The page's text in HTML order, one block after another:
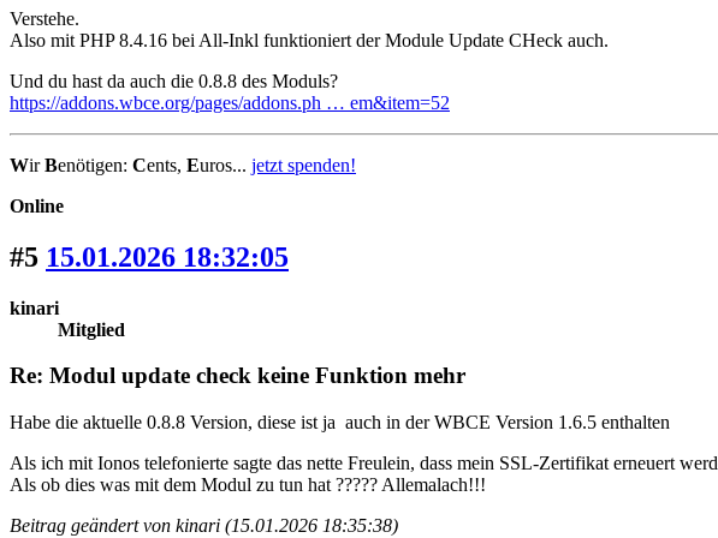
Verstehe.
Also mit PHP 8.4.16 bei All-Inkl funktioniert der Module Update CHeck auch.
Und du hast da auch die 0.8.8 des Moduls?
https://addons.wbce.org/pages/addons.ph … em&item=52
WirBenötigen: Cents, Euros... jetzt spenden!
Online
#5 15.01.2026 18:32:05
kinari
Mitglied
Re: Modul update check keine Funktion mehr
Habe die aktuelle 0.8.8 Version, diese ist ja auch in der WBCE Version 1.6.5 enthalten
Als ich mit Ionos telefonierte sagte das nette Freulein, dass mein SSL-Zertifikat erneuert
Als ob dies was mit dem Modul zu tun hat ????? Allemalach!!!
Beitrag geändert von kinari (15.01.2026 18:35:38)